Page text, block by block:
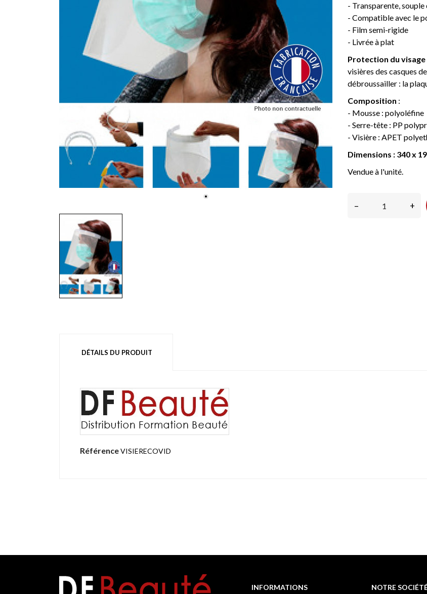
- Transparente, souple
- Compatible avec le
- Film semi-rigide
- Livrée à plat
Protection du visage
visières des casques
débroussailler : la
Composition :
- Mousse : polyoléfine
- Serre-tête : PP
- Visière : APET
Dimensions : 340 x
Vendue à l'unité.
– +
DÉTAILS DU PRODUIT
RéférenceVISIERECOVID
INFORMATIONS NOTRE